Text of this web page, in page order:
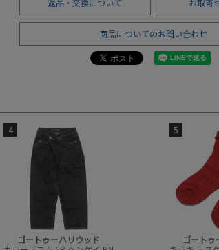
返品・交換について お取寄
商品についてのお問い合わせ
4
ゴートゥーハリウッド
5
ゴートゥ